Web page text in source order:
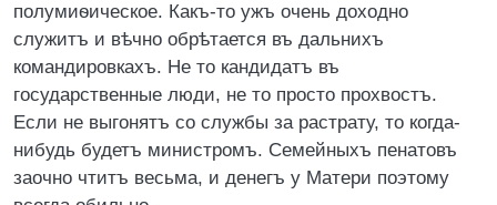
полумиѳическое. Какъ-то ужъ очень доходно
служитъ и вѣчно обрѣтается въ дальнихъ
командировкахъ. Не то кандидатъ въ
государственные люди, не то просто прохвостъ.
Если не выгонятъ со службы за растрату, то когда-
нибудь будетъ министромъ. Семейныхъ пенатовъ
заочно чтитъ весьма, и денегъ у Матери поэтому